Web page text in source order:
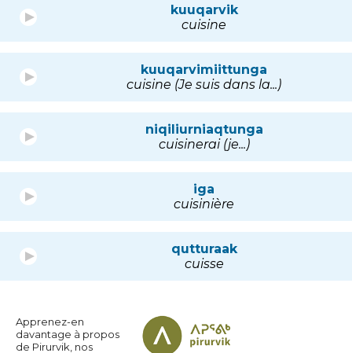
kuuqarvik
cuisine
kuuqarvimiittunga
cuisine (Je suis dans la...)
niqiliurniaqtunga
cuisinerai (je...)
iga
cuisinière
qutturaak
cuisse
Apprenez-en
davantage à propos
de Pirurvik, nos